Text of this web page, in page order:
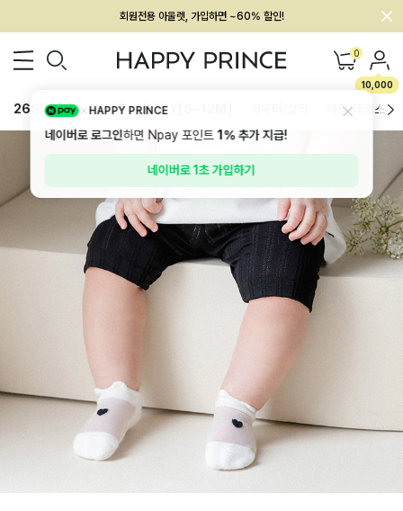
멤버십 최대 28,000원 혜택
0
10,000
26SS 신상 BEST BABY[6~12M] 하의/레깅스
HAPPY PRINCE
네이버로 로그인하면 Npay 포인트1%추가 지급!
네이버로 1초 가입하기